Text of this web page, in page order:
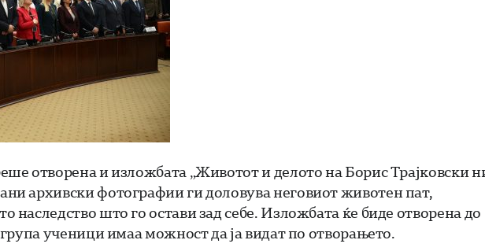
отворена и изложбата „Животот и делото на Борис Трајковски
архивски фотографии ги доловува неговиот животен пат,
наследство што го остави зад себе. Изложбата ќе биде отворена до
група ученици имаа можност да ја видат по отворањето.